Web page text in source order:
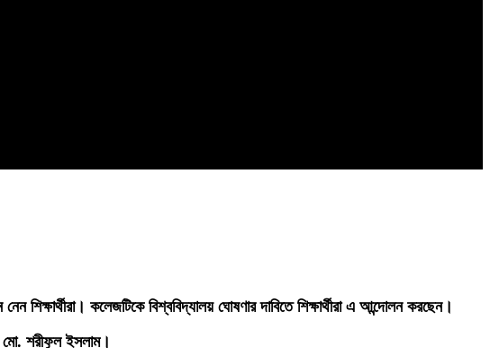
শিক্ষার্থীরা। কলেজটিকে বিশ্ববিদ্যালয় ঘোষণার দাবিতে শিক্ষার্থীরা এ আন্দোলন করছেন।
মো. শরীফুল ইসলাম।